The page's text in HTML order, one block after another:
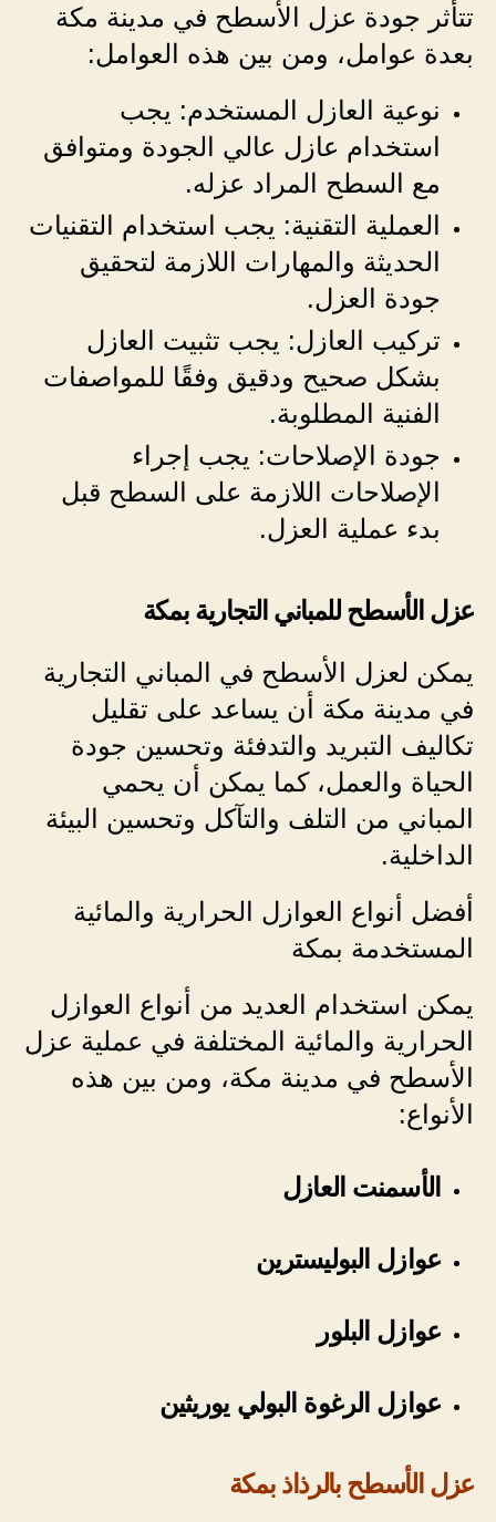
تتأثر جودة عزل الأسطح في مدينة مكة
بعدة عوامل، ومن بين هذه العوامل:
نوعية العازل المستخدم: يجب
استخدام عازل عالي الجودة ومتوافق
مع السطح المراد عزله.
العملية التقنية: يجب استخدام التقنيات
الحديثة والمهارات اللازمة لتحقيق
جودة العزل.
تركيب العازل: يجب تثبيت العازل
بشكل صحيح ودقيق وفقًا للمواصفات
الفنية المطلوبة.
جودة الإصلاحات: يجب إجراء
الإصلاحات اللازمة على السطح قبل
بدء عملية العزل.
عزل الأسطح للمباني التجارية بمكة
يمكن لعزل الأسطح في المباني التجارية
في مدينة مكة أن يساعد على تقليل
تكاليف التبريد والتدفئة وتحسين جودة
الحياة والعمل، كما يمكن أن يحمي
المباني من التلف والتآكل وتحسين البيئة
الداخلية.
أفضل أنواع العوازل الحرارية والمائية
المستخدمة بمكة
يمكن استخدام العديد من أنواع العوازل
الحرارية والمائية المختلفة في عملية عزل
الأسطح في مدينة مكة، ومن بين هذه
الأنواع:
الأسمنت العازل
عوازل البوليسترين
عوازل البلور
عوازل الرغوة البولي يوريثين
عزل الأسطح بالرذاذ بمكة